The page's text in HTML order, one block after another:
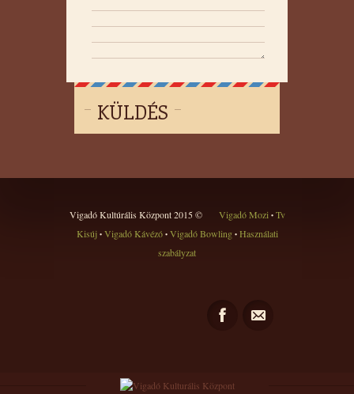
KÜLDÉS
Vigadó Kultúrális Központ 2015 © Vigadó Mozi •Tv
Kisúj • Vigadó Kávézó •Vigadó Bowling •Használati
szabályzat